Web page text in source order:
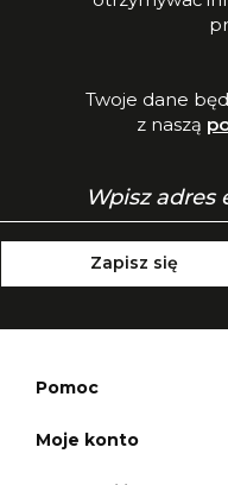
Twoje dane
z naszą
Zapisz się
Pomoc
Moje konto